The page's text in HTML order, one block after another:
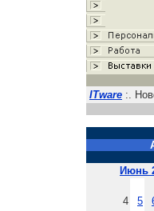
ITware :.
Июнь
4
5